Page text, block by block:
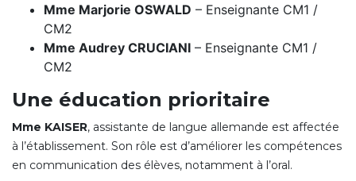
Mme Marjorie OSWALD – Enseignante CM1 /
CM2
Mme Audrey CRUCIANI – Enseignante CM1 /
CM2
Une éducation prioritaire
Mme KAISER, assistante de langue allemande est affectée
à l’établissement. Son rôle est d’améliorer les compétences
en communication des élèves, notamment à l’oral.